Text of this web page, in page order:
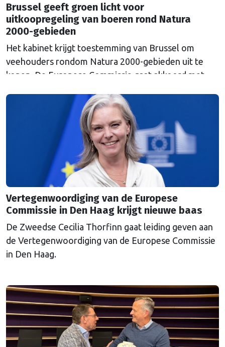
Brussel geeft groen licht voor
uitkoopregeling van boeren rond Natura
2000-gebieden
Het kabinet krijgt toestemming van Brussel om
veehouders rondom Natura 2000-gebieden uit te
kopen. De Europese Commissie gaat akkoord met
Vertegenwoordiging van de Europese
Commissie in Den Haag krijgt nieuwe baas
De Zweedse Cecilia Thorfinn gaat leiding geven aan
de Vertegenwoordiging van de Europese Commissie
in Den Haag.